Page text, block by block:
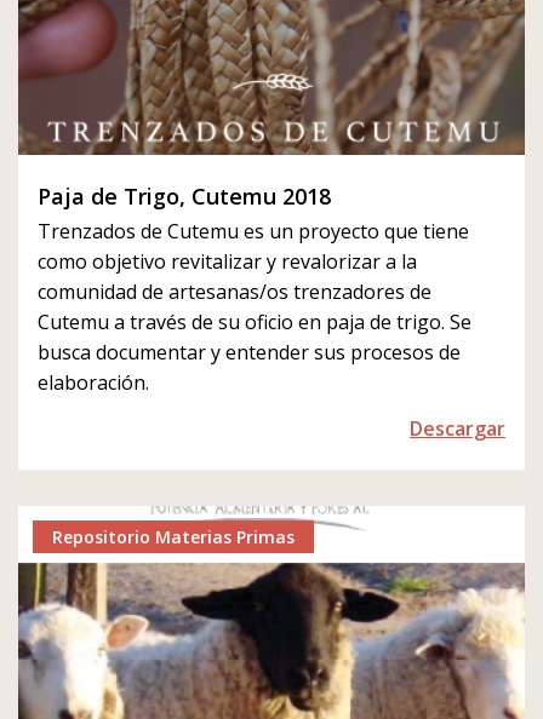
Paja de Trigo, Cutemu 2018
Trenzados de Cutemu es un proyecto que tiene
como objetivo revitalizar y revalorizar a la
comunidad de artesanas/os trenzadores de
Cutemu a través de su oficio en paja de trigo. Se
busca documentar y entender sus procesos de
elaboración.
Descargar
Repositorio Materias Primas